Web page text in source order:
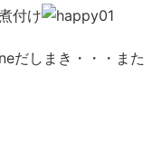
付け
だしまき・・・また